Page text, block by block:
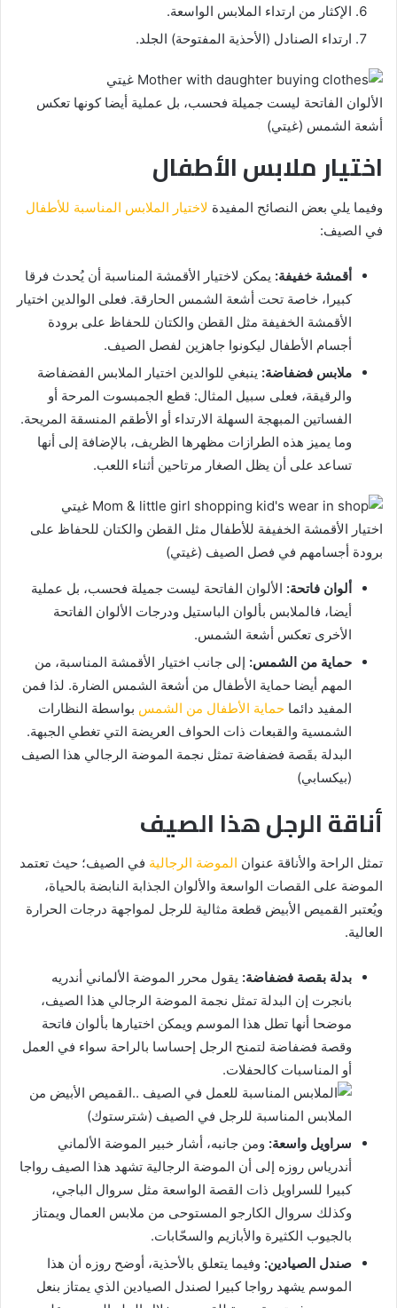
الإكثار من ارتداء الملابس الواسعة.
ارتداء الصنادل (الأحذية المفتوحة) الجلد.
الألوان الفاتحة ليست جميلة فحسب، بل عملية أيضا كونها تعكس
أشعة الشمس (غيتي)
اختيار ملابس الأطفال
وفيما يلي بعض النصائح المفيدة لاختيار الملابس المناسبة للأطفال
في الصيف:
أقمشة خفيفة: يمكن لاختيار الأقمشة المناسبة أن يُحدث فرقا
كبيرا، خاصة تحت أشعة الشمس الحارقة. فعلى الوالدين اختيار
الأقمشة الخفيفة مثل القطن والكتان للحفاظ على برودة
أجسام الأطفال ليكونوا جاهزين لفصل الصيف.
ملابس فضفاضة: ينبغي للوالدين اختيار الملابس الفضفاضة
والرقيقة، فعلى سبيل المثال: قطع الجمبسوت المرحة أو
الفساتين المبهجة السهلة الارتداء أو الأطقم المنسقة المريحة.
وما يميز هذه الطرازات مظهرها الظريف، بالإضافة إلى أنها
تساعد على أن يظل الصغار مرتاحين أثناء اللعب.
اختيار الأقمشة الخفيفة للأطفال مثل القطن والكتان للحفاظ على
برودة أجسامهم في فصل الصيف (غيتي)
ألوان فاتحة: الألوان الفاتحة ليست جميلة فحسب، بل عملية
أيضا، فالملابس بألوان الباستيل ودرجات الألوان الفاتحة
الأخرى تعكس أشعة الشمس.
حماية من الشمس: إلى جانب اختيار الأقمشة المناسبة، من
المهم أيضا حماية الأطفال من أشعة الشمس الضارة. لذا فمن
المفيد دائما حماية الأطفال من الشمس بواسطة النظارات
الشمسية والقبعات ذات الحواف العريضة التي تغطي الجبهة.
البدلة بقَصة فضفاضة تمثل نجمة الموضة الرجالي هذا الصيف
(بيكسابي)
أناقة الرجل هذا الصيف
تمثل الراحة والأناقة عنوان الموضة الرجالية في الصيف؛ حيث تعتمد
الموضة على القصات الواسعة والألوان الجذابة النابضة بالحياة،
ويُعتبر القميص الأبيض قطعة مثالية للرجل لمواجهة درجات الحرارة
العالية.
بدلة بقصة فضفاضة: يقول محرر الموضة الألماني أندريه
بانجرت إن البدلة تمثل نجمة الموضة الرجالي هذا الصيف،
موضحا أنها تطل هذا الموسم ويمكن اختيارها بألوان فاتحة
وقصة فضفاضة لتمنح الرجل إحساسا بالراحة سواء في العمل
أو المناسبات كالحفلات.
القميص الأبيض من
الملابس المناسبة للرجل في الصيف (شترستوك)
سراويل واسعة: ومن جانبه، أشار خبير الموضة الألماني
أندرياس روزه إلى أن الموضة الرجالية تشهد هذا الصيف رواجا
كبيرا للسراويل ذات القصة الواسعة مثل سروال الباجي،
وكذلك سروال الكارجو المستوحى من ملابس العمال ويمتاز
بالجيوب الكثيرة والأبازيم والسحّابات.
صندل الصيادين: وفيما يتعلق بالأحذية، أوضح روزه أن هذا
الموسم يشهد رواجا كبيرا لصندل الصيادين الذي يمتاز بنعل